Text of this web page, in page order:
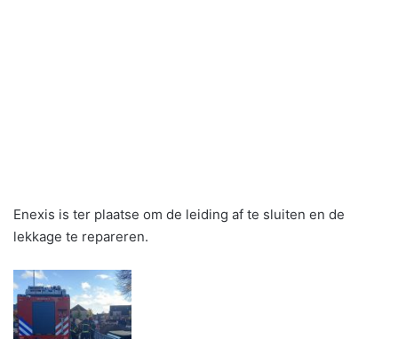
Enexis is ter plaatse om de leiding af te sluiten en de
lekkage te repareren.